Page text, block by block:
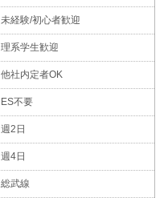
未経験/初心者歓迎
理系学生歓迎
他社内定者OK
ES不要
週2日
週4日
総武線